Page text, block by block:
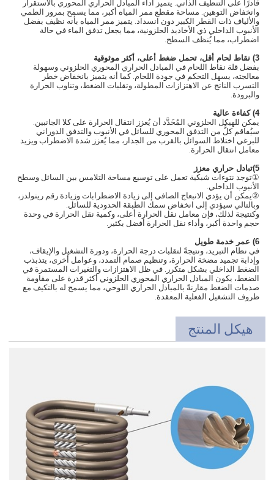
قادرًا على التنظيف الذاتي. يتميز أداء المبادل الحراري المحوري بالاستقرار
وانخفاض التوهين. مساحة مقطع ممر المياه أكبر، مما يسمح بمرور الطمي
والألياف ذات القطر الكبير دون انسداد. يتميز ممر المياه بأنه نظيف بفضل
الأنبوب الداخلي ذي الأخاديد الحلزونية، مما يجعل تدفق الماء في حالة
اضطراب، مما يُنظف السطح.
3) نقاط لحام أقل، تحمل ضغط أعلى، أكثر موثوقية
بفضل قلة نقاط اللحام في المبادل الحراري المحوري الحلزوني وسهولة
معالجته، يسهل التحكم في جودة اللحام. كما أنه يتميز بانخفاض خطر
التسرب الناتج عن الاهتزازات المطولة، وتقلبات الضغط، وتناوب الحرارة
والبرودة.
4) كفاءة عالية
يمكن للهيكل الحلزوني المُخَدَّد أن يُعزز انتقال الحرارة على كلا الجانبين.
سيُفاقم كلٌّ من التدفق المحوري للسائل في الأنبوب والتدفق الدوراني
للبرغي اختلاط السوائل بالقرب من الجدار، مما يُعزز شدة الاضطراب ويزيد
معامل انتقال الحرارة.
5) تبادل حراري معزز
①توجد نتوءات شبكية تعمل على توسيع مساحة التلامس بين السائل وسطح
الأنبوب الداخلي.
②يمكن أن يؤدي الانبعاج الصافي إلى زيادة الاضطرابات وزيادة رقم رينولدز،
وبالتالي سيؤدي إلى انخفاض سمك الطبقة الحدودية للسائل.
وكنتيجة لذلك، فإن معامل نقل الحرارة أعلى، وكمية نقل الحرارة في وحدة
حجم واحدة أكبر، وأداء نقل الحرارة أفضل بكثير.
6) عمر خدمة طويل
في نظام التبريد، ونتيجةً لتقلبات درجة الحرارة، ودورة التشغيل والإيقاف،
وإذابة تجميد مضخة الحرارة، وتنظيم صمام التمدد، وعوامل أخرى، يتذبذب
الضغط الداخلي بشكل متكرر. في ظل الاهتزازات والتغيرات المستمرة في
الضغط، يكون المبادل الحراري المحوري الحلزوني أكثر قدرة على مقاومة
صدمات الضغط مقارنةً بالمبادل الحراري اللوحي، مما يسمح له بالتكيف مع
ظروف التشغيل الفعلية المعقدة.
هيكل المنتج